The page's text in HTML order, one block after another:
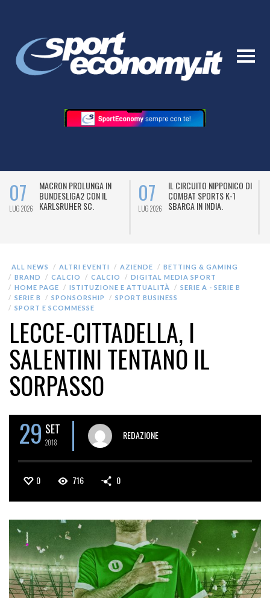
07
LUG 2026
MACRON PROLUNGA IN
BUNDESLIGA2 CON IL
KARLSRUHER SC.
07
LUG 2026
IL CIRCUITO NIPPONICO DI
COMBAT SPORTS K-1
SBARCA IN INDIA.
ALL NEWS ALTRI EVENTI AZIENDE
BETTING & GAMING
BRAND
CALCIO CALCIO
DIGITAL MEDIA SPORT
HOME PAGE
ISTITUZIONE E ATTUALITÀ
SERIE A - SERIE B
SERIE B
SPONSORSHIP
SPORT BUSINESS
SPORT E SCOMMESSE
LECCE-CITTADELLA, I
SALENTINI TENTANO IL
SORPASSO
29 SET
2018
REDAZIONE
0 716 0